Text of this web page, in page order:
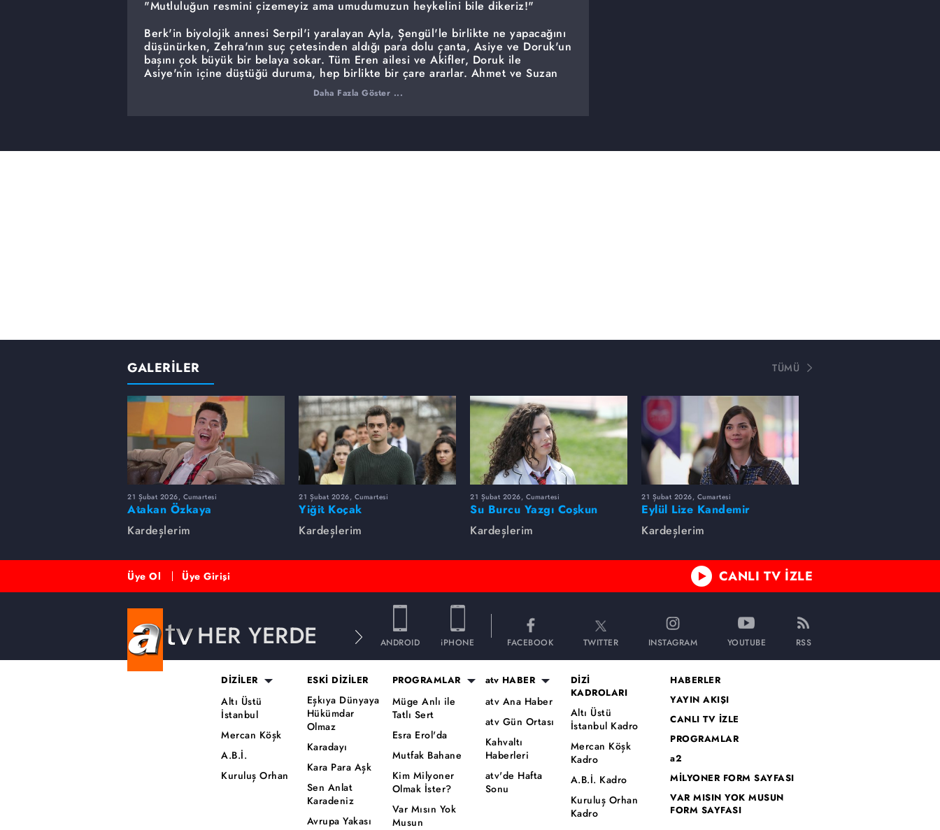
"Mutluluğun resmini çizemeyiz ama umudumuzun heykelini bile dikeriz!"
Berk'in biyolojik annesi Serpil'i yaralayan Ayla, Şengül'le birlikte ne yapacağını
düşünürken, Zehra'nın suç çetesinden aldığı para dolu çanta, Asiye ve Doruk'un
başını çok büyük bir belaya sokar. Tüm Eren ailesi ve Akifler, Doruk ile
Asiye'nin içine düştüğü duruma, hep birlikte bir çare ararlar. Ahmet ve Suzan
cephesinde önemli gelişmeler yaşanmaya devam ederken, çocuklar hiç
beklemedikleri bir anda, akıl almaz büyük bir tehlikeyle karşı karşıya kalırlar.
Daha Fazla Göster ...
GALERİLER TÜMÜ
21 Şubat 2026, Cumartesi
Atakan Özkaya
Kardeşlerim
21 Şubat 2026, Cumartesi
Yiğit Koçak
Kardeşlerim
21 Şubat 2026, Cumartesi
Su Burcu Yazgı Coşkun
Kardeşlerim
21 Şubat 2026, Cumartesi
Eylül Lize Kandemir
Kardeşlerim
Üye Ol Üye Girişi CANLI TV İZLE
HER YERDE ANDROID iPHONE FACEBOOK TWITTER INSTAGRAM YOUTUBE RSS
DİZİLER
Altı Üstü
İstanbul
Mercan Köşk
A.B.İ.
Kuruluş Orhan
ESKİ DİZİLER
Eşkıya Dünyaya
Hükümdar
Olmaz
Karadayı
Kara Para Aşk
Sen Anlat
Karadeniz
Avrupa Yakası
PROGRAMLAR
Müge Anlı ile
Tatlı Sert
Esra Erol'da
Mutfak Bahane
Kim Milyoner
Olmak İster?
Var Mısın Yok
Musun
atv HABER
atv Ana Haber
atv Gün Ortası
Kahvaltı
Haberleri
atv'de Hafta
Sonu
DİZİ
KADROLARI
Altı Üstü
İstanbul Kadro
Mercan Köşk
Kadro
A.B.İ. Kadro
Kuruluş Orhan
Kadro
HABERLER
YAYIN AKIŞI
CANLI TV İZLE
PROGRAMLAR
a2
MİLYONER FORM SAYFASI
VAR MISIN YOK MUSUN
FORM SAYFASI